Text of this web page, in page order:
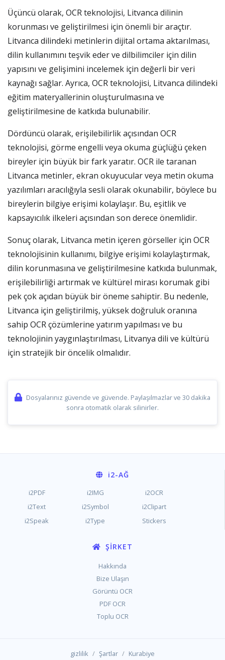
Üçüncü olarak, OCR teknolojisi, Litvanca dilinin
korunması ve geliştirilmesi için önemli bir araçtır.
Litvanca dilindeki metinlerin dijital ortama aktarılması,
dilin kullanımını teşvik eder ve dilbilimciler için dilin
yapısını ve gelişimini incelemek için değerli bir veri
kaynağı sağlar. Ayrıca, OCR teknolojisi, Litvanca dilindeki
eğitim materyallerinin oluşturulmasına ve
geliştirilmesine de katkıda bulunabilir.
Dördüncü olarak, erişilebilirlik açısından OCR
teknolojisi, görme engelli veya okuma güçlüğü çeken
bireyler için büyük bir fark yaratır. OCR ile taranan
Litvanca metinler, ekran okuyucular veya metin okuma
yazılımları aracılığıyla sesli olarak okunabilir, böylece bu
bireylerin bilgiye erişimi kolaylaşır. Bu, eşitlik ve
kapsayıcılık ilkeleri açısından son derece önemlidir.
Sonuç olarak, Litvanca metin içeren görseller için OCR
teknolojisinin kullanımı, bilgiye erişimi kolaylaştırmak,
dilin korunmasına ve geliştirilmesine katkıda bulunmak,
erişilebilirliği artırmak ve kültürel mirası korumak gibi
pek çok açıdan büyük bir öneme sahiptir. Bu nedenle,
Litvanca için geliştirilmiş, yüksek doğruluk oranına
sahip OCR çözümlerine yatırım yapılması ve bu
teknolojinin yaygınlaştırılması, Litvanya dili ve kültürü
için stratejik bir öncelik olmalıdır.
Dosyalarınız güvende ve güvende. Paylaşılmazlar ve 30 dakika
sonra otomatik olarak silinirler.
i2-AĞ
i2PDF i2IMG
i2OCR
i2Text
i2Symbol
i2Clipart
i2Speak
i2Type Stickers
ŞIRKET
Hakkında
Bize Ulaşın
Görüntü OCR
PDF OCR
Toplu OCR
gizlilik / Şartlar / Kurabiye